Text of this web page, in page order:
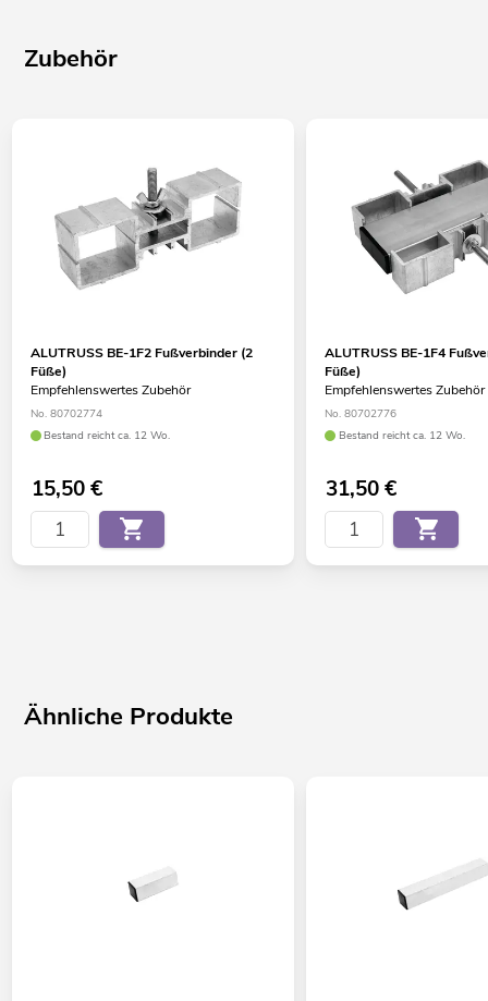
Zubehör
ALUTRUSS BE-1F2 Fußverbinder (2
Füße)
Empfehlenswertes Zubehör
No. 80702774
Bestand reicht ca. 12 Wo.
15,50€
ALUTRUSS BE-1F4
Füße)
Empfehlenswertes Zubehör
No. 80702776
Bestand reicht ca. 12 Wo.
31,50€
Ähnliche Produkte